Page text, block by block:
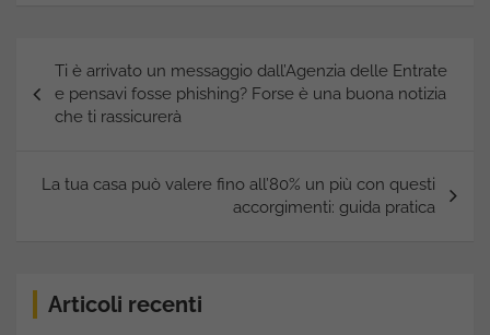
Navigazione
articoli
Ti è arrivato un messaggio dall’Agenzia delle Entrate
e pensavi fosse phishing? Forse è una buona notizia
che ti rassicurerà
La tua casa può valere fino all’80% un più con questi
accorgimenti: guida pratica
Articoli recenti